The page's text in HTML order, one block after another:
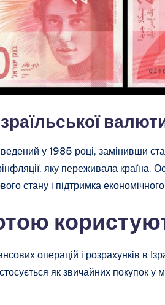
у 1985 році, замінивши
яку переживала
стану і підтримка
операцій і розрахунків в
як звичайних покупок у